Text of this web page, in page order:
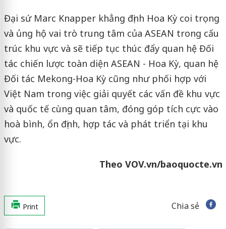
Đại sứ Marc Knapper khẳng định Hoa Kỳ coi trọng
và ủng hộ vai trò trung tâm của ASEAN trong cấu
trúc khu vực và sẽ tiếp tục thúc đẩy quan hệ Đối
tác chiến lược toàn diện ASEAN - Hoa Kỳ, quan hệ
Đối tác Mekong-Hoa Kỳ cũng như phối hợp với
Việt Nam trong việc giải quyết các vấn đề khu vực
và quốc tế cùng quan tâm, đóng góp tích cực vào
hoà bình, ổn định, hợp tác và phát triển tại khu
vực.
Theo VOV.vn/baoquocte.vn
Print Chia sẻ